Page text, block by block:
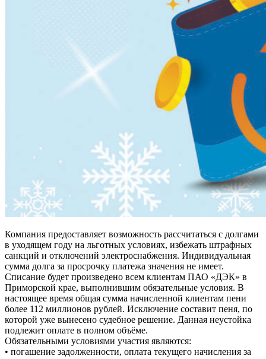
Компания предоставляет возможность рассчитаться с долгами
в уходящем году на льготных условиях, избежать штрафных
санкций и отключений электроснабжения. Индивидуальная
сумма долга за просрочку платежа значения не имеет.
Списание будет произведено всем клиентам ПАО «ДЭК» в
Приморской крае, выполнившим обязательные условия. В
настоящее время общая сумма начисленной клиентам пени
более 112 миллионов рублей. Исключение составит пеня, по
которой уже вынесено судебное решение. Данная неустойка
подлежит оплате в полном объёме.
Обязательными условиями участия являются:
• погашение задолженности, оплата текущего начисления за